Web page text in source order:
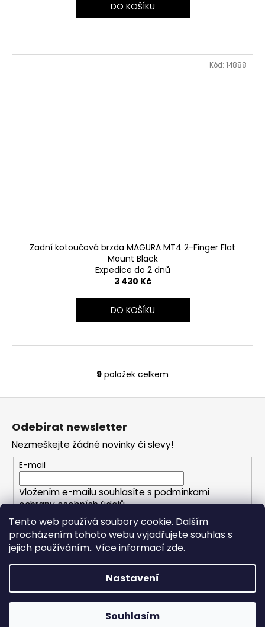
Tento web používá soubory cookie. Dalším
procházením tohoto webu vyjadřujete souhlas s
jejich používáním.. Více informací zde.
Nastavení
Souhlasím
DO KOŠÍKU
Zadní kotoučová brzda MAGURA MT4 2-Finger Flat
Mount Black
Expedice do 2 dnů
3 430 Kč
DO KOŠÍKU
Kód: 14888
O
a
c
í
p
r
k
y
v
ý
p
i
s
u
9 položek celkem
Z
Odebírat newsletter
Nezmeškejte žádné novinky či slevy!
E-mail
Vložením e-mailu souhlasíte spodmínkami
ochrany osobních údajů
PŘIHLÁSIT SE
Copyright 2026FOXHOLESHOP.cz. Všechna práva
vyhrazena.